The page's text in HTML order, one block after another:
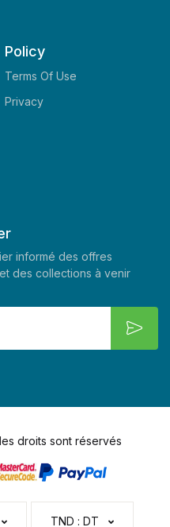
Policy
Terms Of Use
Privacy
informé des offres
des collections à venir
droits sont réservés
TND : DT